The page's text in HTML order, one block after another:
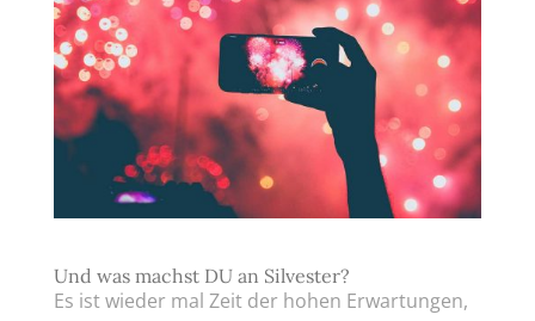
Und was machst DU an Silvester?
Es ist wieder mal Zeit der hohen Erwartungen,